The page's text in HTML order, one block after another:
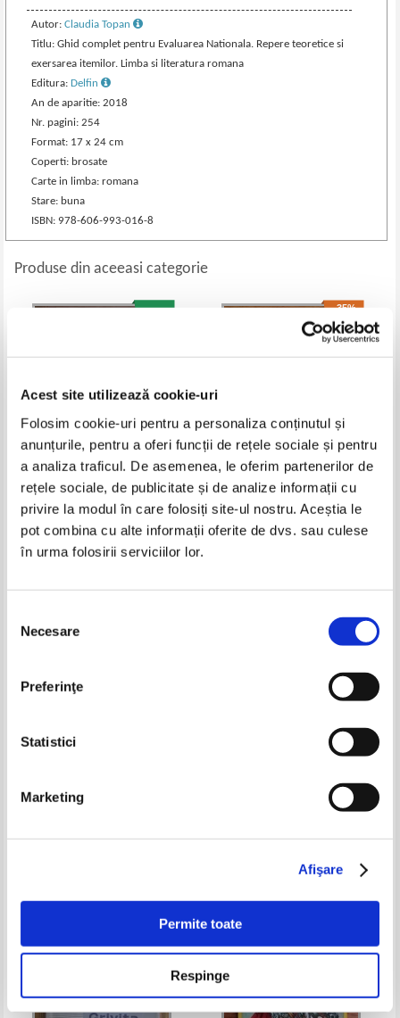
Acest site utilizează cookie-uri
Folosim cookie-uri pentru a personaliza conținutul și
anunțurile, pentru a oferi funcții de rețele sociale și pentru
a analiza traficul. De asemenea, le oferim partenerilor de
rețele sociale, de publicitate și de analize informații cu
privire la modul în care folosiți site-ul nostru. Aceștia le
pot combina cu alte informații oferite de dvs. sau culese
în urma folosirii serviciilor lor.
consimțământului
Necesare
Preferinţe
Statistici
Marketing
Afişare
Permite toate
Respinge
Autor:Claudia Topan
Titlu: Ghid complet pentru Evaluarea Nationala. Repere teoretice si
exersarea itemilor. Limba si literatura romana
Editura:Delfin
An de aparitie: 2018
Nr. pagini: 254
Format: 17 x 24 cm
Coperti: brosate
Carte in limba: romana
Stare: buna
ISBN: 978-606-993-016-8
Produse din aceeasi categorie
Cella Serghi - Aceasta dulce
povara, tineretea
Pret:16,00 Lei
Adaugă în coș
-35%
Paul Diaconescu - Carnetelul
unui Pierde-Tara
Pret:20,00Lei 13,00 Lei
Bucur Chiriac - Vitralii
Viniciu Gafita - Soaptele